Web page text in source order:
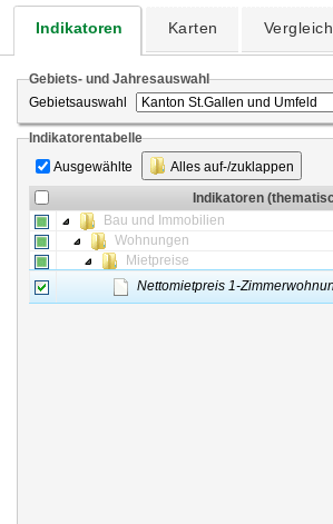
Indikatoren Karten Vergleich
Gebiets- und Jahresauswahl
Gebietsauswahl
Indikatorentabelle
Ausgewählte
Alles auf-/zuklappen
Indikatoren
Bau und Immobilien
Wohnungen
Mietpreise
Nettomietpreis 1-